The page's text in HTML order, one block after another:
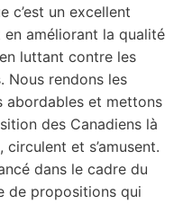
c’est un excellent
en améliorant la qualité
luttant contre les
Nous rendons les
abordables et mettons
des Canadiens là
et s’amusent.
dans le cadre du
de propositions qui